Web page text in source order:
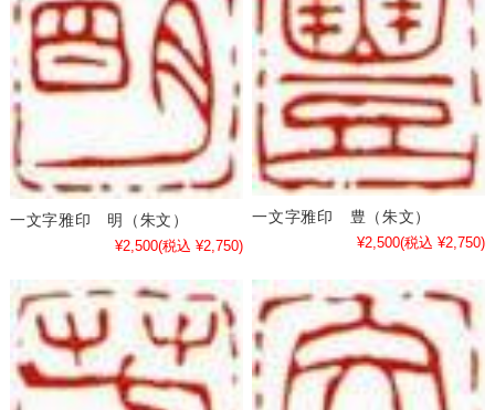
一文字雅印 明（朱文）
¥2,500(税込 ¥2,750)
一文字雅印 豊（朱文）
¥2,500(税込 ¥2,750)